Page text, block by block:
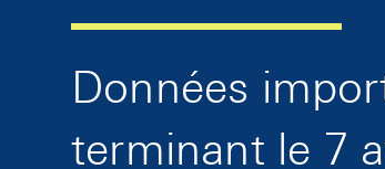
Données
terminant le 7